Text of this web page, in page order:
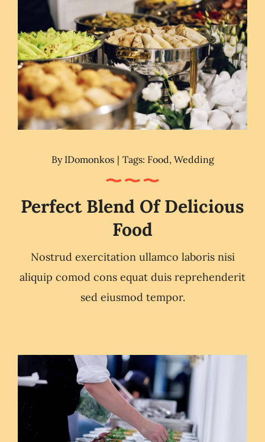
By IDomonkos | Tags: Food, Wedding
Perfect Blend Of Delicious
Food
Nostrud exercitation ullamco laboris nisi
aliquip comod cons equat duis reprehenderit
sed eiusmod tempor.